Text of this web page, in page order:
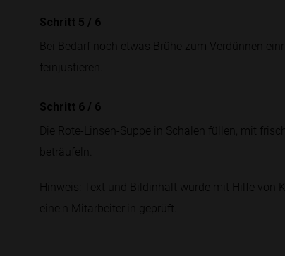
Schritt 5 / 6
Bei Bedarf noch etwas Brühe zum Verdünnen
feinjustieren.
Schritt 6 / 6
Die Rote-Linsen-Suppe in Schalen füllen, mit
beträufeln.
Hinweis: Text und Bildinhalt wurde mit Hilfe von
eine:n Mitarbeiter:in geprüft.